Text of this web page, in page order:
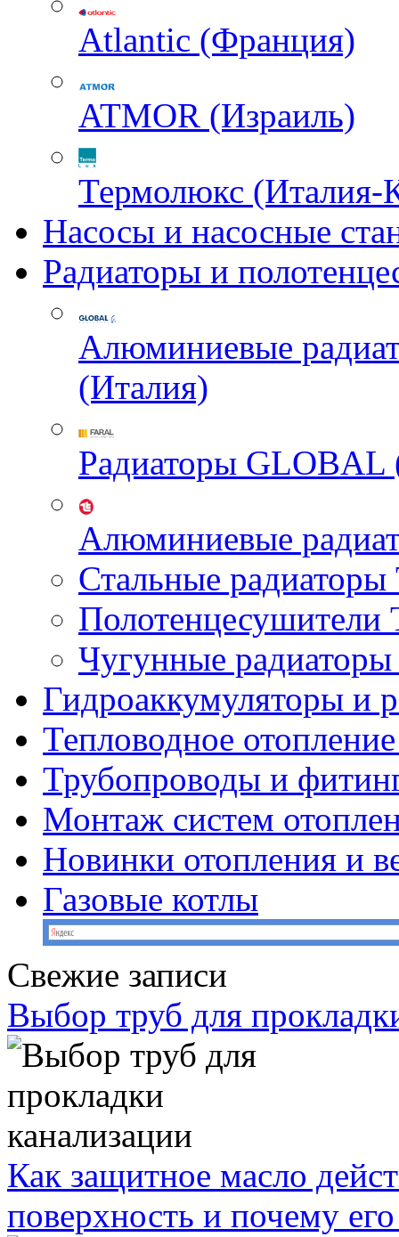
Atlantic (Франция)
ATMOR (Израиль)
Термолюкс (Италия-
Насосы и насосные
Радиаторы и
Алюминиевые
(Италия)
Радиаторы GLOBAL
Алюминиевые
Стальные
Чугунные
Гидроаккумуляторы и
Тепловодное
Трубопроводы и
Монтаж систем
Новинки отопления и
Газовые котлы
Свежие записи
Выбор труб для
Как защитное масло
поверхность и почему